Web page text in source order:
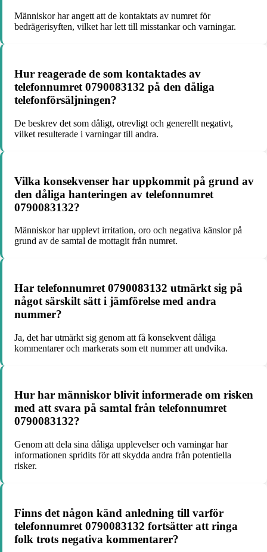
Människor har angett att de kontaktats av numret för
bedrägerisyften, vilket har lett till misstankar och varningar.
Hur reagerade de som kontaktades av
telefonnumret 0790083132 på den dåliga
telefonförsäljningen?
De beskrev det som dåligt, otrevligt och generellt negativt,
vilket resulterade i varningar till andra.
Vilka konsekvenser har uppkommit på grund av
den dåliga hanteringen av telefonnumret
0790083132?
Människor har upplevt irritation, oro och negativa känslor på
grund av de samtal de mottagit från numret.
Har telefonnumret 0790083132 utmärkt sig på
något särskilt sätt i jämförelse med andra
nummer?
Ja, det har utmärkt sig genom att få konsekvent dåliga
kommentarer och markerats som ett nummer att undvika.
Hur har människor blivit informerade om risken
med att svara på samtal från telefonnumret
0790083132?
Genom att dela sina dåliga upplevelser och varningar har
informationen spridits för att skydda andra från potentiella
risker.
Finns det någon känd anledning till varför
telefonnumret 0790083132 fortsätter att ringa
folk trots negativa kommentarer?